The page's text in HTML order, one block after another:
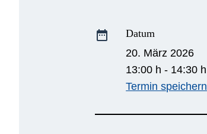
date_range
Datum
20. März 2026
13:00 h - 14:30 h
Termin speichern